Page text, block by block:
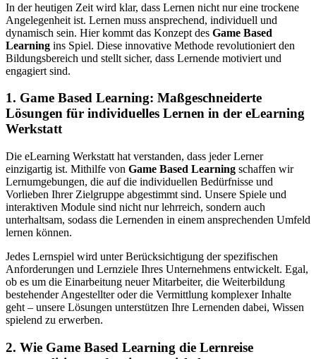
In der heutigen Zeit wird klar, dass Lernen nicht nur eine trockene
Angelegenheit ist. Lernen muss ansprechend, individuell und
dynamisch sein. Hier kommt das Konzept des Game Based
Learning ins Spiel. Diese innovative Methode revolutioniert den
Bildungsbereich und stellt sicher, dass Lernende motiviert und
engagiert sind.
1. Game Based Learning: Maßgeschneiderte
Lösungen für individuelles Lernen in der eLearning
Werkstatt
Die eLearning Werkstatt hat verstanden, dass jeder Lerner
einzigartig ist. Mithilfe von Game Based Learning schaffen wir
Lernumgebungen, die auf die individuellen Bedürfnisse und
Vorlieben Ihrer Zielgruppe abgestimmt sind. Unsere Spiele und
interaktiven Module sind nicht nur lehrreich, sondern auch
unterhaltsam, sodass die Lernenden in einem ansprechenden Umfeld
lernen können.
Jedes Lernspiel wird unter Berücksichtigung der spezifischen
Anforderungen und Lernziele Ihres Unternehmens entwickelt. Egal,
ob es um die Einarbeitung neuer Mitarbeiter, die Weiterbildung
bestehender Angestellter oder die Vermittlung komplexer Inhalte
geht – unsere Lösungen unterstützen Ihre Lernenden dabei, Wissen
spielend zu erwerben.
2. Wie Game Based Learning die Lernreise